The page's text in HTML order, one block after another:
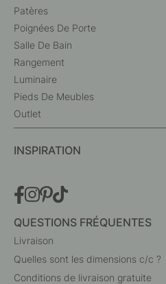
Patères
Poignées De Porte
Salle De Bain
Rangement
Luminaire
Pieds De Meubles
Outlet
INSPIRATION
QUESTIONS FRÉQUENTES
Livraison
Quelles sont les dimensions c/c ?
Conditions de livraison gratuite